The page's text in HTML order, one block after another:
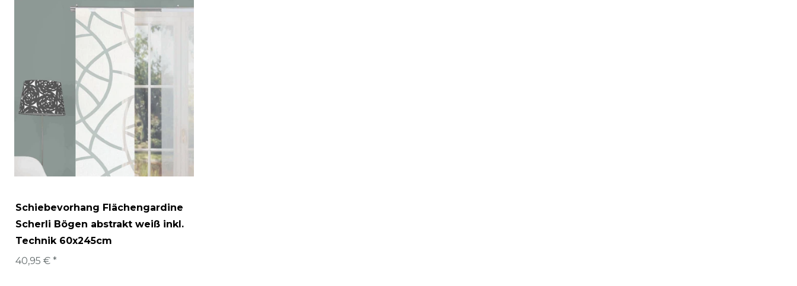
Schiebevorhang Flächengardine
Scherli Bögen abstrakt weiß inkl.
Technik 60x245cm
40,95 € *